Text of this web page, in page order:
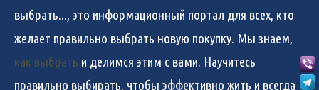
выбрать..., это информационный портал для всех, кто
желает правильно выбрать новую покупку. Мы знаем,
как выбрать и делимся этим с вами. Научитесь
правильно выбирать, чтобы эффективно жить и всегда